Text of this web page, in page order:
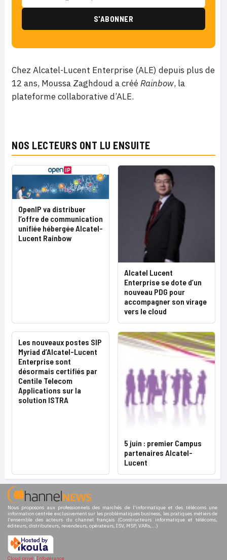
Chez Alcatel-Lucent Enterprise (ALE) depuis plus de
12 ans, Moussa Zaghdoud a crééRainbow, la
plateforme collaborative d’ALE.
NOS LECTEURS ONT LU ENSUITE
OpenIP va distribuer
l’offre de communication
unifiée hébergée Alcatel-
Lucent Rainbow
Alcatel Lucent
Enterprise se dote d’un
nouveau PDG pour
accompagner son virage
vers le cloud
Les nouveaux postes SIP
Myriad d’Alcatel-Lucent
Enterprise sont
désormais certifiés par
Centile Telecom
Applications sur la
solution ISTRA
5 juin : premier Campus
partenaires Alcatel-
Lucent
Nous proposons aux professionnels des marchés de l'informatique et des télécoms une
information centrée exclusivement sur les problématiques business, les pratiques métiers de
l'ensemble des acteurs du channel français (Constructeurs informatique et télécoms,
éditeurs, distributeurs, revendeurs, opérateurs, ISV, MSP, VARs,...)
Cloud privé | Infogérance